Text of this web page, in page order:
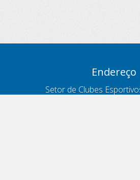
Endereço
Setor de Clubes